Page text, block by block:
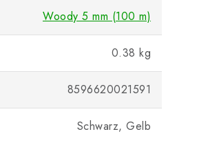
Woody 5 mm (100 m)
0.38 kg
8596620021591
Schwarz, Gelb